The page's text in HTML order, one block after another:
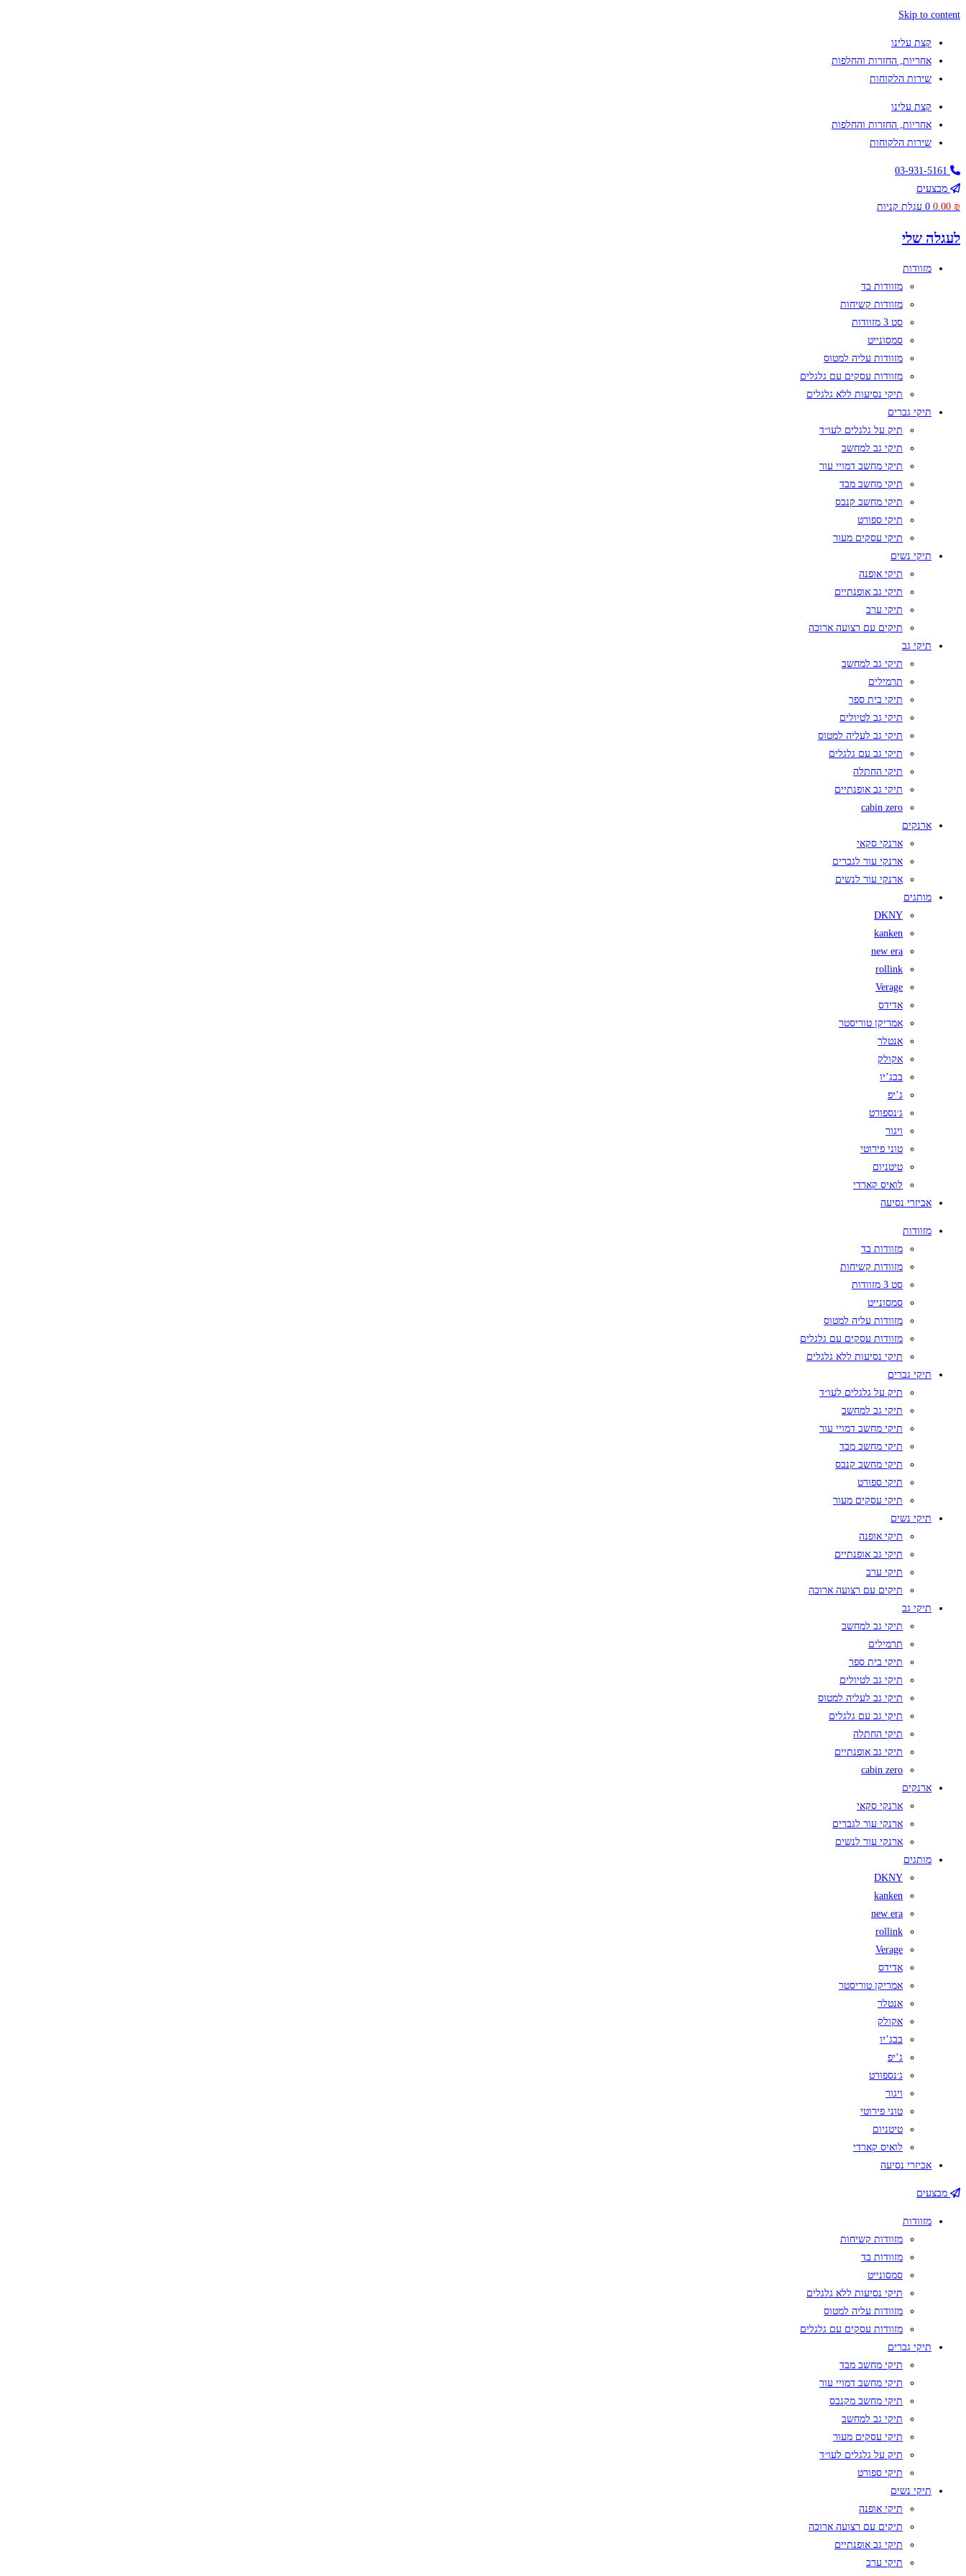
Skip to content
קצת עלינו
אחריות, החזרות והחלפות
שירות הלקוחות
קצת עלינו
אחריות, החזרות והחלפות
שירות הלקוחות
03-931-5161
מבצעים
0.00 ₪
0 עגלת קניות
לעגלה שלי
מזוודות
מזוודות בד
מזוודות קשיחות
סט 3 מזוודות
סמסונייט
מזוודות עליה למטוס
מזוודות עסקים עם גלגלים
תיקי נסיעות ללא גלגלים
תיקי גברים
תיק על גלגלים לעו״ד
תיקי גב למחשב
תיקי מחשב דמויי עור
תיקי מחשב מבד
תיקי מחשב קנבס
תיקי ספורט
תיקי עסקים מעור
תיקי נשים
תיקי אופנה
תיקי גב אופנתיים
תיקי ערב
תיקים עם רצועה ארוכה
תיקי גב
תיקי גב למחשב
תרמילים
תיקי בית ספר
תיקי גב לטיולים
תיקי גב לעליה למטוס
תיקי גב עם גלגלים
תיקי החתלה
תיקי גב אופנתיים
cabin zero
ארנקים
ארנקי סקאי
ארנקי עור לגברים
ארנקי עור לנשים
מותגים
DKNY
kanken
new era
rollink
Verage
אדידס
אמריקן טוריסטר
אנטלר
אקולק
בבג’יו
ג’יפ
ג׳נספורט
ויגור
טוני פירוטי
טיטניום
לואיס קארדי
אביזרי נסיעה
מזוודות
מזוודות בד
מזוודות קשיחות
סט 3 מזוודות
סמסונייט
מזוודות עליה למטוס
מזוודות עסקים עם גלגלים
תיקי נסיעות ללא גלגלים
תיקי גברים
תיק על גלגלים לעו״ד
תיקי גב למחשב
תיקי מחשב דמויי עור
תיקי מחשב מבד
תיקי מחשב קנבס
תיקי ספורט
תיקי עסקים מעור
תיקי נשים
תיקי אופנה
תיקי גב אופנתיים
תיקי ערב
תיקים עם רצועה ארוכה
תיקי גב
תיקי גב למחשב
תרמילים
תיקי בית ספר
תיקי גב לטיולים
תיקי גב לעליה למטוס
תיקי גב עם גלגלים
תיקי החתלה
תיקי גב אופנתיים
cabin zero
ארנקים
ארנקי סקאי
ארנקי עור לגברים
ארנקי עור לנשים
מותגים
DKNY
kanken
new era
rollink
Verage
אדידס
אמריקן טוריסטר
אנטלר
אקולק
בבג’יו
ג’יפ
ג׳נספורט
ויגור
טוני פירוטי
טיטניום
לואיס קארדי
אביזרי נסיעה
מבצעים
מזוודות
מזוודות קשיחות
מזוודות בד
סמסונייט
תיקי נסיעות ללא גלגלים
מזוודות עליה למטוס
מזוודות עסקים עם גלגלים
תיקי גברים
תיקי מחשב מבד
תיקי מחשב דמויי עור
תיקי מחשב מקנבס
תיקי גב למחשב
תיקי עסקים מעור
תיק על גלגלים לעו״ד
תיקי ספורט
תיקי נשים
תיקי אופנה
תיקים עם רצועה ארוכה
תיקי גב אופנתיים
תיקי ערב